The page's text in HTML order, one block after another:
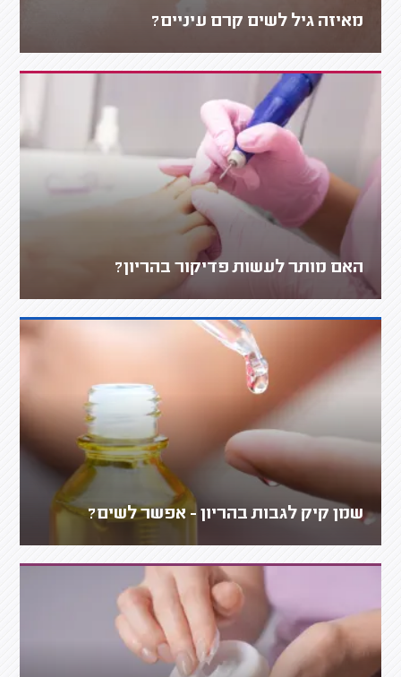
מאיזה גיל לשים קרם עיניים?
האם מותר לעשות פדיקור בהריון?
שמן קיק לגבות בהריון - אפשר לשים?